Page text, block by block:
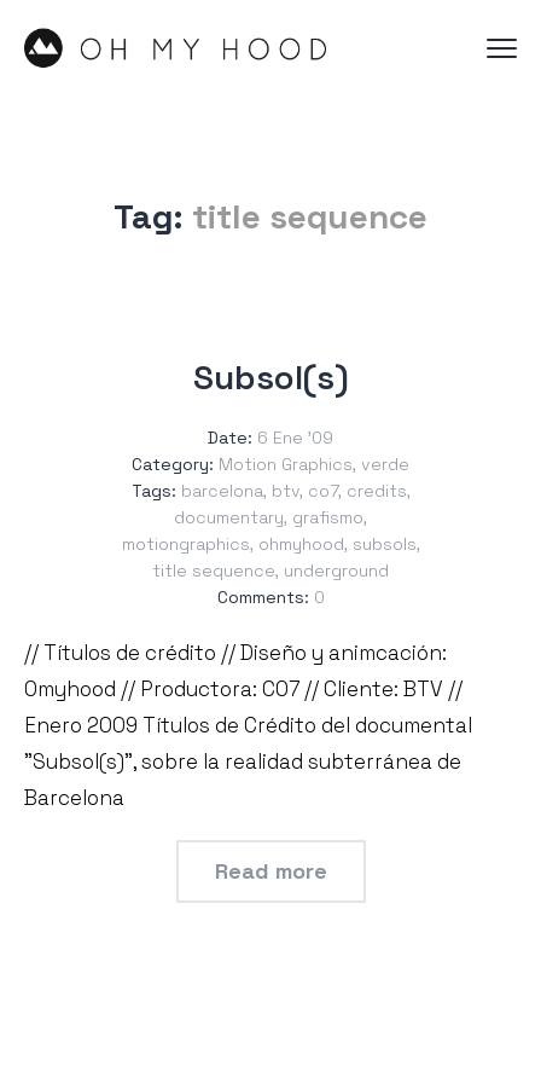
Tag: title sequence
Subsol(s)
Date: 6 Ene ’09
Category: Motion Graphics, verde
Tags: barcelona, btv, co7, credits,
documentary, grafismo,
motiongraphics, ohmyhood, subsols,
title sequence, underground
Comments: 0
// Títulos de crédito // Diseño y animcación:
Omyhood // Productora: CO7 // Cliente: BTV //
Enero 2009 Títulos de Crédito del documental
"Subsol(s)", sobre la realidad subterránea de
Barcelona
Read more